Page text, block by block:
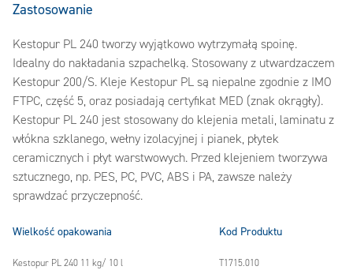
Zastosowanie
Kestopur PL 240 tworzy wyjątkowo wytrzymałą spoinę.
Idealny do nakładania szpachelką. Stosowany z utwardzaczem
Kestopur 200/S. Kleje Kestopur PL są niepalne zgodnie z IMO
FTPC, część 5, oraz posiadają certyfikat MED (znak okrągły).
Kestopur PL 240 jest stosowany do klejenia metali, laminatu z
włókna szklanego, wełny izolacyjnej i pianek, płytek
ceramicznych i płyt warstwowych. Przed klejeniem tworzywa
sztucznego, np. PES, PC, PVC, ABS i PA, zawsze należy
sprawdzać przyczepność.
Wielkość opakowania Kod Produktu
Kestopur PL 240 11 kg/ 10 l
T1715.010